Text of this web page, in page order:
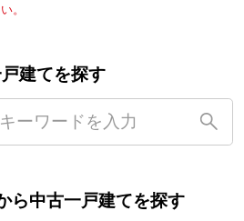
。
建てを探す
ら中古一戸建てを探す